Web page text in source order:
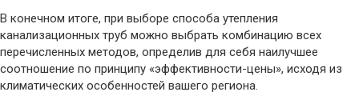
В конечном итоге, при выборе способа утепления
канализационных труб можно выбрать комбинацию всех
перечисленных методов, определив для себя наилучшее
соотношение по принципу «эффективности-цены», исходя из
климатических особенностей вашего региона.